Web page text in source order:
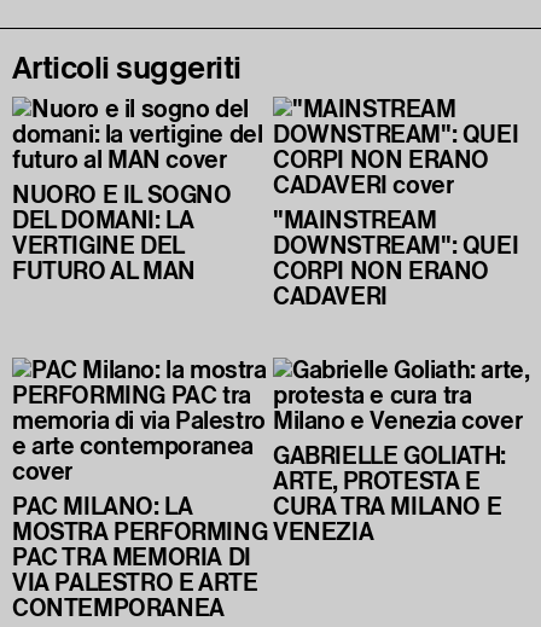
Articoli suggeriti
NUORO E IL SOGNO
DEL DOMANI: LA
VERTIGINE DEL
FUTURO AL MAN
"MAINSTREAM
DOWNSTREAM": QUEI
CORPI NON ERANO
CADAVERI
PAC MILANO: LA
MOSTRA PERFORMING
PAC TRA MEMORIA DI
VIA PALESTRO E ARTE
CONTEMPORANEA
GABRIELLE GOLIATH:
ARTE, PROTESTA E
CURA TRA MILANO E
VENEZIA